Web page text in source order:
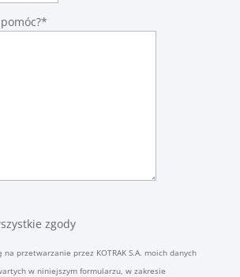
zgody
na przetwarzanie przez KOTRAK S.A. moich danych
w niniejszym formularzu, w zakresie